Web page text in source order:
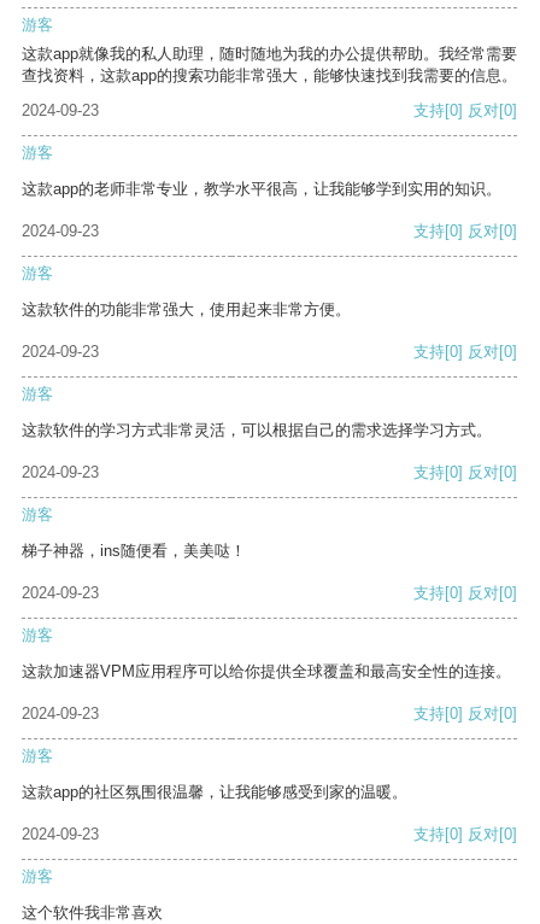
游客
这款app就像我的私人助理，随时随地为我的办公提供帮助。我经常需要
查找资料，这款app的搜索功能非常强大，能够快速找到我需要的信息。
2024-09-23
支持[0] 反对[0]
游客
这款app的老师非常专业，教学水平很高，让我能够学到实用的知识。
2024-09-23 支持[0] 反对[0]
游客
这款软件的功能非常强大，使用起来非常方便。
2024-09-23 支持[0] 反对[0]
游客
这款软件的学习方式非常灵活，可以根据自己的需求选择学习方式。
2024-09-23 支持[0] 反对[0]
游客
梯子神器，ins随便看，美美哒！
2024-09-23 支持[0] 反对[0]
游客
这款加速器VPM应用程序可以给你提供全球覆盖和最高安全性的连接。
2024-09-23 支持[0] 反对[0]
游客
这款app的社区氛围很温馨，让我能够感受到家的温暖。
2024-09-23 支持[0] 反对[0]
游客
这个软件我非常喜欢